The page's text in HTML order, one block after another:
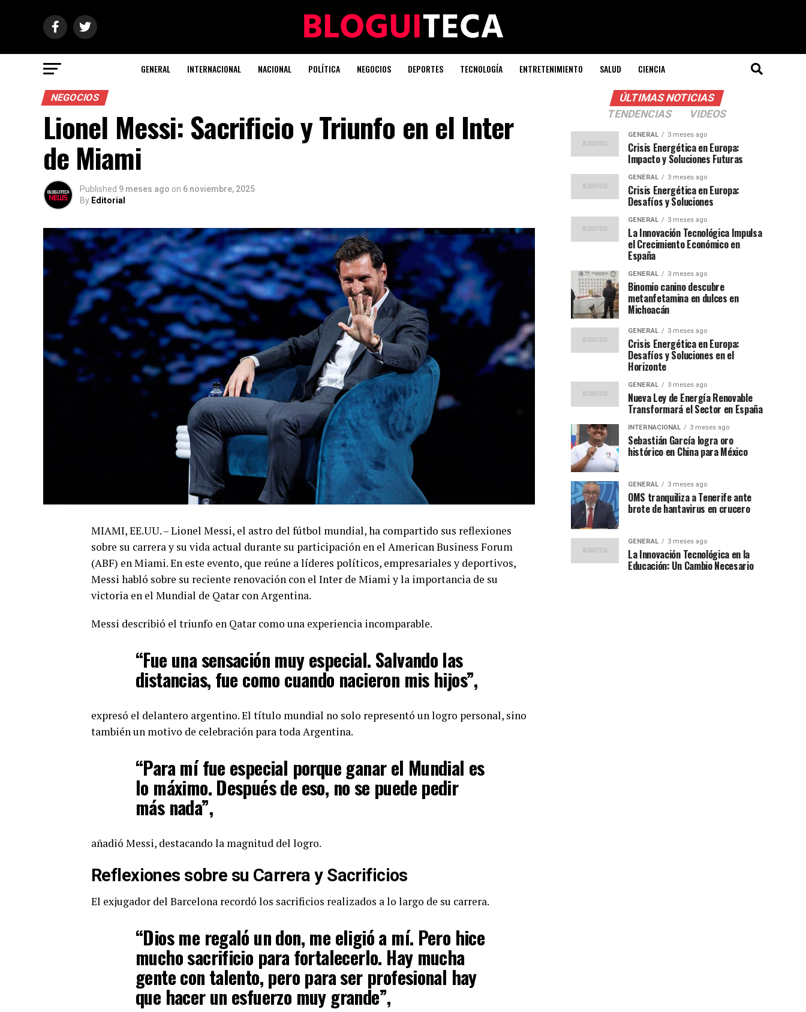
GENERAL INTERNACIONAL NACIONAL POLÍTICA NEGOCIOS DEPORTES TECNOLOGÍA ENTRETENIMIENTO SALUD CIENCIA
NEGOCIOS
Lionel Messi: Sacrificio y Triunfo en el Inter
de Miami
Published 9 meses ago on 6 noviembre, 2025
By Editorial
MIAMI, EE.UU. – Lionel Messi, el astro del fútbol mundial, ha compartido sus reflexiones
sobre su carrera y su vida actual durante su participación en el American Business Forum
(ABF) en Miami. En este evento, que reúne a líderes políticos, empresariales y deportivos,
Messi habló sobre su reciente renovación con el Inter de Miami y la importancia de su
victoria en el Mundial de Qatar con Argentina.
Messi describió el triunfo en Qatar como una experiencia incomparable.
“Fue una sensación muy especial. Salvando las
distancias, fue como cuando nacieron mis hijos”,
expresó el delantero argentino. El título mundial no solo representó un logro personal, sino
también un motivo de celebración para toda Argentina.
“Para mí fue especial porque ganar el Mundial es
lo máximo. Después de eso, no se puede pedir
más nada”,
añadió Messi, destacando la magnitud del logro.
Reflexiones sobre su Carrera y Sacrificios
El exjugador del Barcelona recordó los sacrificios realizados a lo largo de su carrera.
“Dios me regaló un don, me eligió a mí. Pero hice
mucho sacrificio para fortalecerlo. Hay mucha
gente con talento, pero para ser profesional hay
que hacer un esfuerzo muy grande”,
ÚLTIMAS NOTICIAS
TENDENCIAS
VIDEOS
GENERAL 3 meses ago
Crisis Energética en Europa:
Impacto y Soluciones Futuras
GENERAL 3 meses ago
Crisis Energética en Europa:
Desafíos y Soluciones
GENERAL 3 meses ago
La Innovación Tecnológica Impulsa
el Crecimiento Económico en
España
GENERAL 3 meses ago
Binomio canino descubre
metanfetamina en dulces en
Michoacán
GENERAL 3 meses ago
Crisis Energética en Europa:
Desafíos y Soluciones en el
Horizonte
GENERAL 3 meses ago
Nueva Ley de Energía Renovable
Transformará el Sector en España
INTERNACIONAL 3 meses ago
Sebastián García logra oro
histórico en China para México
GENERAL 3 meses ago
OMS tranquiliza a Tenerife ante
brote de hantavirus en crucero
GENERAL 3 meses ago
La Innovación Tecnológica en la
Educación: Un Cambio Necesario